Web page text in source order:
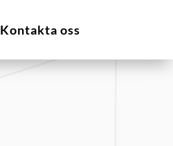
Kontakta oss